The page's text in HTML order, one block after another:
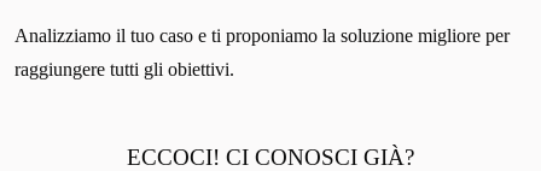
Analizziamo il tuo caso e ti proponiamo la soluzione migliore per
raggiungere tutti gli obiettivi.
ECCOCI! CI CONOSCI GIÀ?